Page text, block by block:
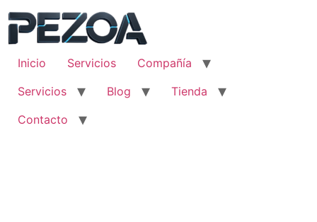
contenido
Inicio
Servicios
Compañía
Servicios
Blog
Tienda
Contacto